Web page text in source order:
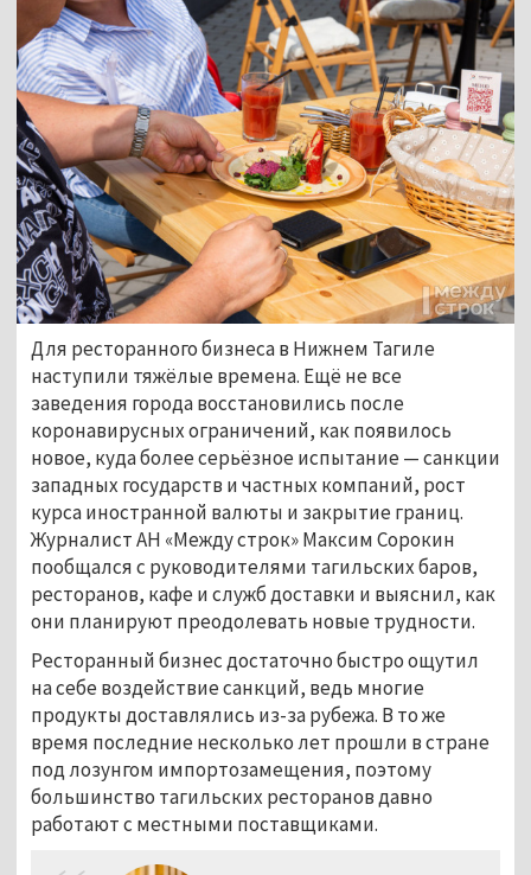
Для ресторанного бизнеса в Нижнем Тагиле
наступили тяжёлые времена. Ещё не все
заведения города восстановились после
коронавирусных ограничений, как появилось
новое, куда более серьёзное испытание — санкции
западных государств и частных компаний, рост
курса иностранной валюты и закрытие границ.
Журналист АН «Между строк» Максим Сорокин
пообщался с руководителями тагильских баров,
ресторанов, кафе и служб доставки и выяснил, как
они планируют преодолевать новые трудности.
Ресторанный бизнес достаточно быстро ощутил
на себе воздействие санкций, ведь многие
продукты доставлялись из-за рубежа. В то же
время последние несколько лет прошли в стране
под лозунгом импортозамещения, поэтому
большинство тагильских ресторанов давно
работают с местными поставщиками.